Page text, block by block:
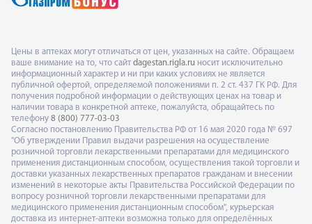
Цены в аптеках могут отличаться от цен, указанных на сайте. Обращаем
ваше внимание на то, что сайт dagestan.rigla.ru носит исключительно
информационный характер и ни при каких условиях не является
публичной офертой, определяемой положениями п. 2 ст. 437 ГК РФ. Для
получения подробной информации о действующих ценах на товар и
наличии товара в конкретной аптеке, пожалуйста, обращайтесь по
телефону 8 (800) 777-03-03
Согласно постановлению Правительства РФ от 16 мая 2020 года № 697
"Об утверждении Правил выдачи разрешения на осуществление
розничной торговли лекарственными препаратами для медицинского
применения дистанционным способом, осуществления такой торговли и
доставки указанных лекарственных препаратов гражданам и внесении
изменений в некоторые акты Правительства Российской Федерации по
вопросу розничной торговли лекарственными препаратами для
медицинского применения дистанционным способом", курьерская
доставка из интернет-аптеки возможна только для определённых